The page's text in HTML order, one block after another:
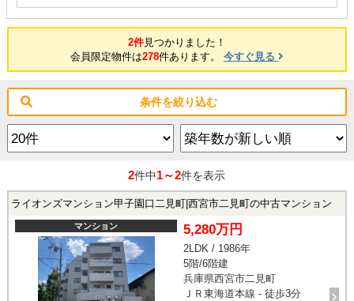
2件見つかりました！
会員限定物件は278件あります。 今すぐ見る
条件を絞り込む
2件中1～2件を表示
ライオンズマンション甲子園口二見町|西宮市二見町の中古マンション
マンション 5,280万円
2LDK / 1986年
5階/6階建
兵庫県西宮市二見町
ＪＲ東海道本線 - 徒歩3分